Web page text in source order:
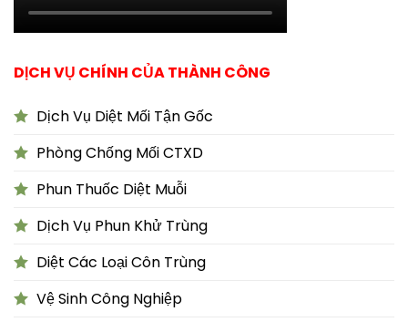
DỊCH VỤ CHÍNH CỦA THÀNH CÔNG
Dịch Vụ Diệt Mối Tận Gốc
Phòng Chống Mối CTXD
Phun Thuốc Diệt Muỗi
Dịch Vụ Phun Khử Trùng
Diệt Các Loại Côn Trùng
Vệ Sinh Công Nghiệp